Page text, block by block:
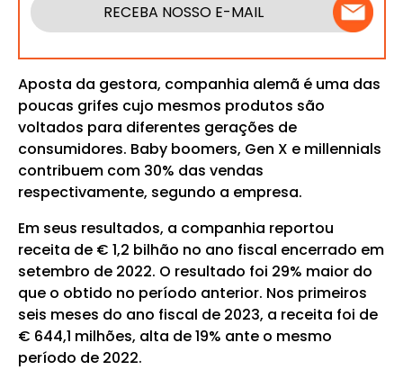
RECEBA NOSSO E-MAIL
Aposta da gestora, companhia alemã é uma das
poucas grifes cujo mesmos produtos são
voltados para diferentes gerações de
consumidores. Baby boomers, Gen X e millennials
contribuem com 30% das vendas
respectivamente, segundo a empresa.
Em seus resultados, a companhia reportou
receita de € 1,2 bilhão no ano fiscal encerrado em
setembro de 2022. O resultado foi 29% maior do
que o obtido no período anterior. Nos primeiros
seis meses do ano fiscal de 2023, a receita foi de
€ 644,1 milhões, alta de 19% ante o mesmo
período de 2022.